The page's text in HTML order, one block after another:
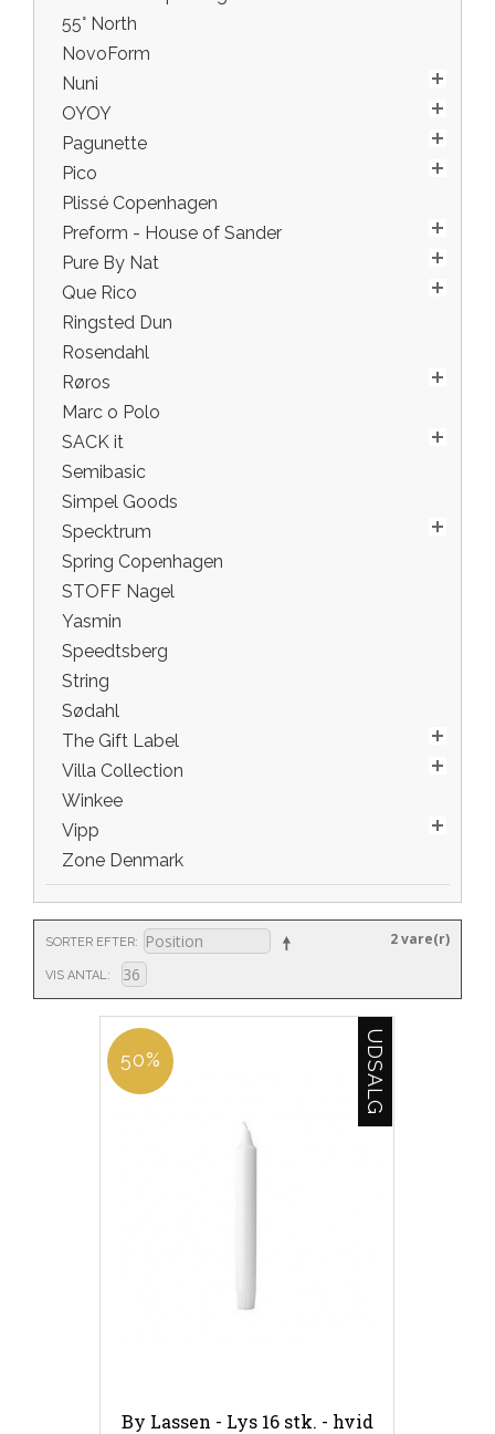
55° North
NovoForm
Nuni
OYOY
Pagunette
Pico
Plissé Copenhagen
Preform - House of Sander
Pure By Nat
Que Rico
Ringsted Dun
Rosendahl
Røros
Marc o Polo
SACK it
Semibasic
Simpel Goods
Specktrum
Spring Copenhagen
STOFF Nagel
Yasmin
Speedtsberg
String
Sødahl
The Gift Label
Villa Collection
Winkee
Vipp
Zone Denmark
SORTER EFTER
VIS ANTAL
2 vare(r)
50% UDSALG
By Lassen - Lys 16 stk. - hvid